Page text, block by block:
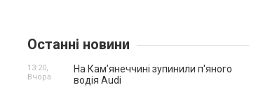
Останні новини
На Камʼянеччині зупинили п'яного
водія Audi
13:20,
Вчора